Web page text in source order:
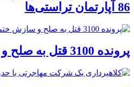
86 آپارتمان تراستی‌ها
پرونده 3100 قتل به صلح و سازش ختم شد